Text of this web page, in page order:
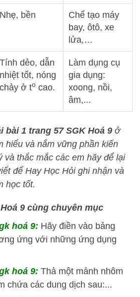
Nhẹ, bền
Chế tạo máy
bay, ôtô, xe
lửa,…
Tính dẻo, dẫn
nhiệt tốt, nóng
chảy ở to cao.
Làm dụng cụ
gia dụng:
xoong, nồi,
âm,...
bài 1 trang 57 SGK Hoá 9 ở
hiểu và nắm vững phần kiến
và thắc mắc các em hãy để lại
để Hay Học Hỏighi nhận và
học tốt.
9 cùng chuyên mục
hoá 9: Hãy điền vào bảng
ứng với những ứng dụng
hoá 9: Thả một mảnh nhôm
chứa các dung dịch sau:...